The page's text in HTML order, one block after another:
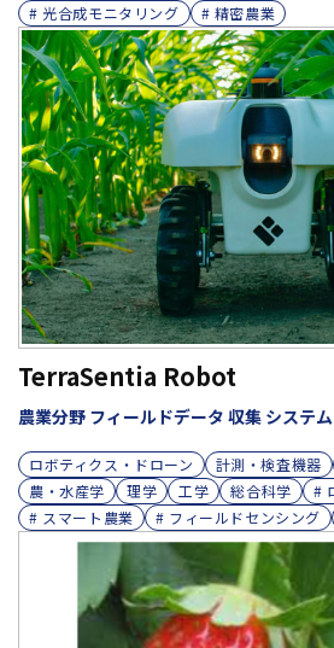
# 光合成モニタリング
# 精密農業
TerraSentia Robot
農業分野 フィールドデータ 収集 システム
ロボティクス・ドローン 計測・検査機器
農・水産学
理学 工学 総合科学
#
# スマート農業
# フィールドセンシング